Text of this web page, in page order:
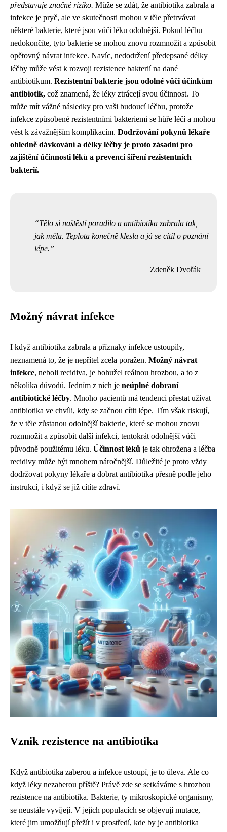
představuje značné riziko. Může se zdát, že antibiotika zabrala a
infekce je pryč, ale ve skutečnosti mohou v těle přetrvávat
některé bakterie, které jsou vůči léku odolnější. Pokud léčbu
nedokončíte, tyto bakterie se mohou znovu rozmnožit a způsobit
opětovný návrat infekce. Navíc, nedodržení předepsané délky
léčby může vést k rozvoji rezistence bakterií na dané
antibiotikum. Rezistentní bakterie jsou odolné vůči účinkům
antibiotik, což znamená, že léky ztrácejí svou účinnost. To
může mít vážné následky pro vaši budoucí léčbu, protože
infekce způsobené rezistentními bakteriemi se hůře léčí a mohou
vést k závažnějším komplikacím. Dodržování pokynů lékaře
ohledně dávkování a délky léčby je proto zásadní pro
zajištění účinnosti léků a prevenci šíření rezistentních
bakterií.
Tělo si naštěstí poradilo a antibiotika zabrala tak,
jak měla. Teplota konečně klesla a já se cítil o poznání
lépe.
Zdeněk Dvořák
Možný návrat infekce
I když antibiotika zabrala a příznaky infekce ustoupily,
neznamená to, že je nepřítel zcela poražen. Možný návrat
infekce, neboli recidiva, je bohužel reálnou hrozbou, a to z
několika důvodů. Jedním z nich je neúplné dobraní
antibiotické léčby. Mnoho pacientů má tendenci přestat užívat
antibiotika ve chvíli, kdy se začnou cítit lépe. Tím však riskují,
že v těle zůstanou odolnější bakterie, které se mohou znovu
rozmnožit a způsobit další infekci, tentokrát odolnější vůči
původně použitému léku. Účinnost léků je tak ohrožena a léčba
recidivy může být mnohem náročnější. Důležité je proto vždy
dodržovat pokyny lékaře a dobrat antibiotika přesně podle jeho
instrukcí, i když se již cítíte zdraví.
Vznik rezistence na antibiotika
Když antibiotika zaberou a infekce ustoupí, je to úleva. Ale co
když léky nezaberou příště? Právě zde se setkáváme s hrozbou
rezistence na antibiotika. Bakterie, ty mikroskopické organismy,
se neustále vyvíjejí. V jejich populacích se objevují mutace,
které jim umožňují přežít i v prostředí, kde by je antibiotika